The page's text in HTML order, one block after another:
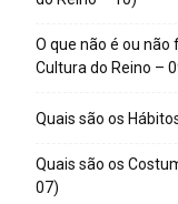
O que não é ou não
Cultura do Reino –
Quais são os
Quais são os
07)